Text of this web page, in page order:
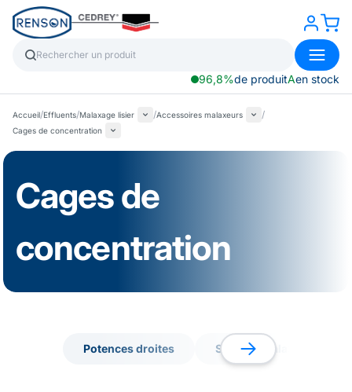
96,8%de produitAen stock
Accueil/Effluents/Malaxage lisier /Accessoires malaxeurs /
Cages de concentration
Cages de
concentration
Potences droites
Support malaxeur pour
Support malaxeur pour